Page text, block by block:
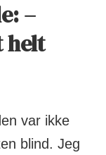
–
helt
var ikke
blind. Jeg